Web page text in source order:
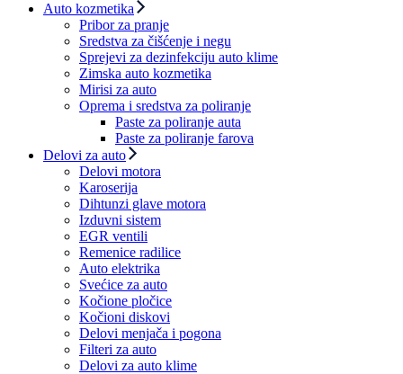
Auto kozmetika
Pribor za pranje
Sredstva za čišćenje i negu
Sprejevi za dezinfekciju auto klime
Zimska auto kozmetika
Mirisi za auto
Oprema i sredstva za poliranje
Paste za poliranje auta
Paste za poliranje farova
Delovi za auto
Delovi motora
Karoserija
Dihtunzi glave motora
Izduvni sistem
EGR ventili
Remenice radilice
Auto elektrika
Svećice za auto
Kočione pločice
Kočioni diskovi
Delovi menjača i pogona
Filteri za auto
Delovi za auto klime